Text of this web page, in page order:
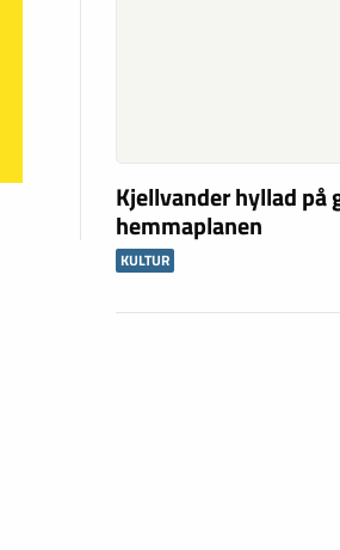
Kjellvander hyllad på
hemmaplanen
KULTUR